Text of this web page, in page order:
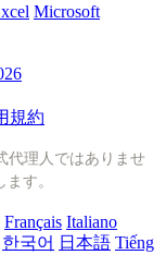
Microsoft
規約
代理人ではありませ
す。
Français Italiano
한국어 日本語 Tiếng